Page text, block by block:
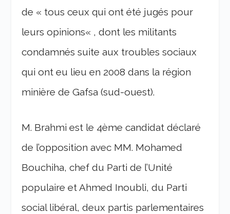
de « tous ceux qui ont été jugés pour
leurs opinions« , dont les militants
condamnés suite aux troubles sociaux
qui ont eu lieu en 2008 dans la région
minière de Gafsa (sud-ouest).
M. Brahmi est le 4ème candidat déclaré
de l’opposition avec MM. Mohamed
Bouchiha, chef du Parti de l’Unité
populaire et Ahmed Inoubli, du Parti
social libéral, deux partis parlementaires